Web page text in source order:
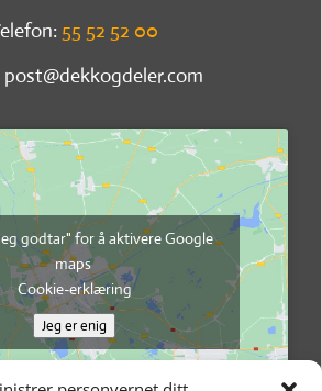
55 52 52 00
post@dekkogdeler.com
godtar" for å aktivere Google
maps
Cookie-erklæring
Jeg er enig